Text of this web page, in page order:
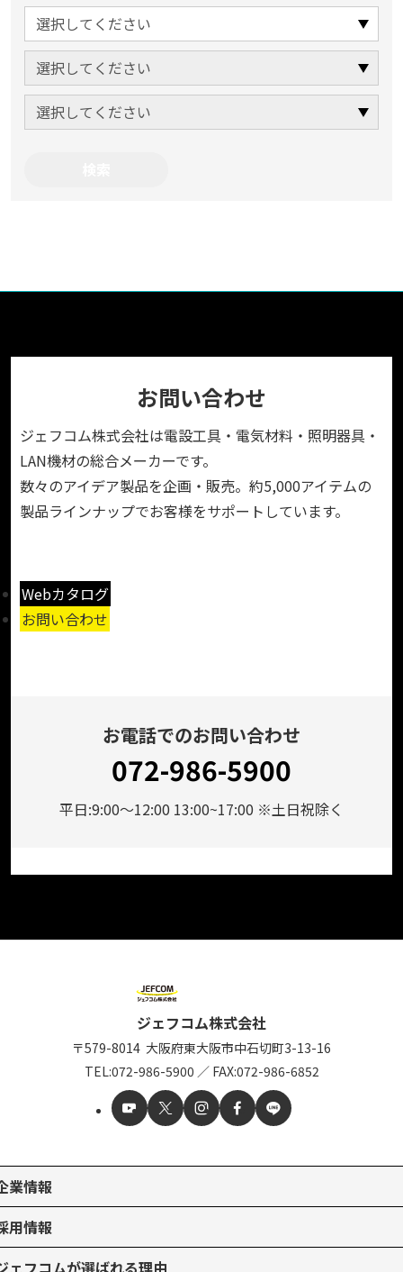
お問い合わせ
ジェフコム株式会社は電設工具・電気材料・照明器具・
LAN機材の総合メーカーです。
数々のアイデア製品を企画・販売。約5,000アイテムの
製品ラインナップでお客様をサポートしています。
Webカタログ
お問い合わせ
お電話でのお問い合わせ
072-986-5900
平日:9:00～12:00 13:00~17:00 ※土日祝除く
ジェフコム株式会社
〒579-8014 大阪府東大阪市中石切町3-13-16
TEL:072-986-5900 ／ FAX:072-986-6852
業情報
用情報